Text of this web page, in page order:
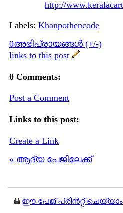
http://
Labels: Khanpothencode
0അഭിപ്രായങ്ങള്‍ (+/-)
links to this post
0 Comments:
Post a Comment
Links to this post:
Create a Link
« ആദ്യ പേജിലേക്ക്
ഈ പേജ് പ്രിന്‍റ്റ് ചെയ്യാം